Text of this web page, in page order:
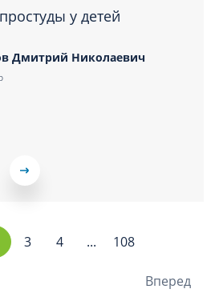
у детей
Дмитрий Николаевич
3 4 ... 108
Вперед